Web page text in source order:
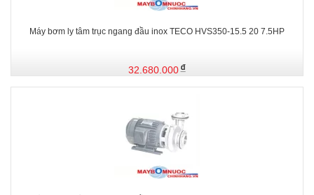
Máy bơm ly tâm trục ngang đầu inox TECO HVS350-15.5 20 7.5HP
32.680.000